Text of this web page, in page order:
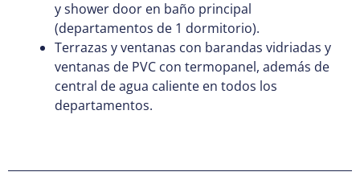
y shower door en baño principal
(departamentos de 1 dormitorio).
Terrazas yventanas con barandas vidriadas y
ventanas de PVC con termopanel, además de
central deagua caliente en todos los
departamentos.